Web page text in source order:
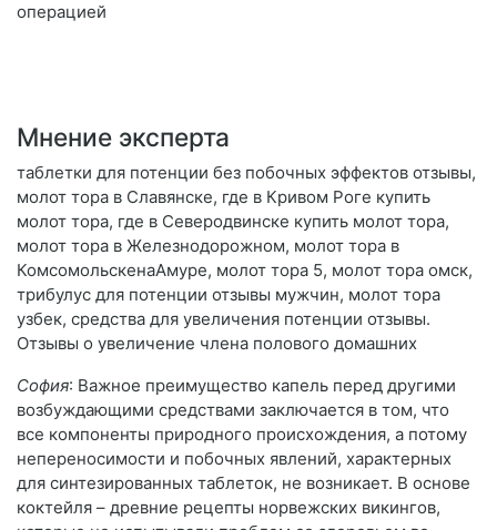
операцией
Мнение эксперта
таблетки для потенции без побочных эффектов отзывы,
молот тора в Славянске, где в Кривом Роге купить
молот тора, где в Северодвинске купить молот тора,
молот тора в Железнодорожном, молот тора в
КомсомольскенаАмуре, молот тора 5, молот тора омск,
трибулус для потенции отзывы мужчин, молот тора
узбек, средства для увеличения потенции отзывы.
Отзывы о увеличение члена полового домашних
София: Важное преимущество капель перед другими
возбуждающими средствами заключается в том, что
все компоненты природного происхождения, а потому
непереносимости и побочных явлений, характерных
для синтезированных таблеток, не возникает. В основе
коктейля – древние рецепты норвежских викингов,